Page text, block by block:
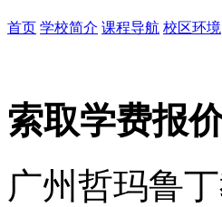
首页 学校简介 课程导航 校区环境
索取学费报
广州哲玛鲁